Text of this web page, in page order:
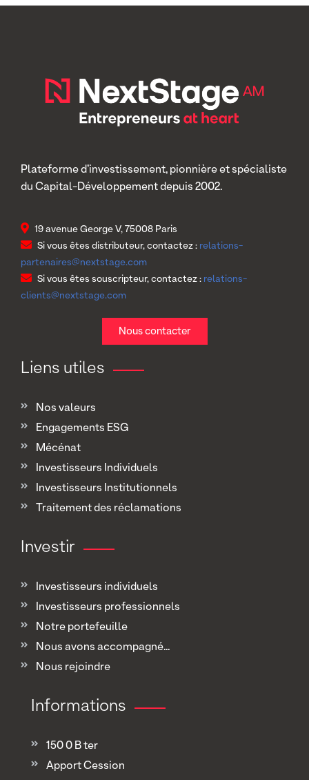
Plateforme d’investissement, pionnière et spécialiste
du Capital-Développement depuis 2002.
19 avenue George V, 75008 Paris
Si vous êtes distributeur, contactez : relations-
partenaires@nextstage.com
Si vous êtes souscripteur, contactez : relations-
clients@nextstage.com
Nous contacter
Liens utiles
Nos valeurs
Engagements ESG
Mécénat
Investisseurs Individuels
Investisseurs Institutionnels
Traitement des réclamations
Investir
Investisseurs individuels
Investisseurs professionnels
Notre portefeuille
Nous avons accompagné...
Nous rejoindre
Informations
150 0 B ter
Apport Cession